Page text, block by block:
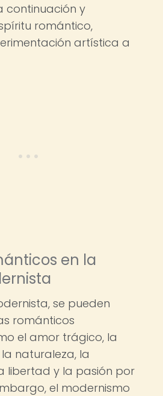
continuación y
romántico,
artística a
en la
se pueden
románticos
el amor trágico, la
naturaleza, la
libertad y la pasión por
el modernismo